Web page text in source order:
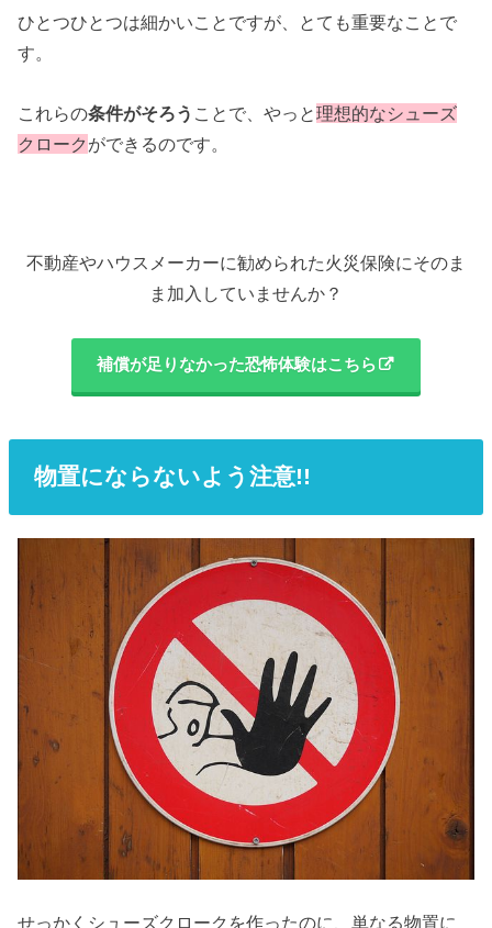
ひとつひとつは細かいことですが、とても重要なことで
す。
これらの条件がそろう ことで、やっと理想的なシューズ
クローク ができるのです。
不動産やハウスメーカーに勧められた火災保険にそのま
ま加入していませんか？
補償が足りなかった恐怖体験はこちら
物置にならないよう注意!!
せっかくシューズクロークを作ったのに、単なる物置に